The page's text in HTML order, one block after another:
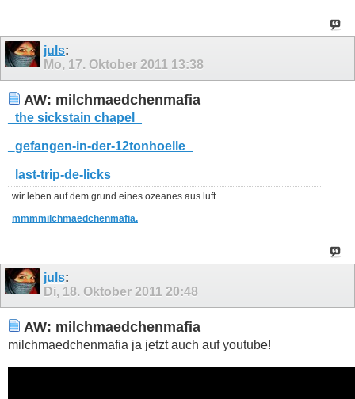
juls:
Mo, 17. Oktober 2011 13:38
AW: milchmaedchenmafia
_the sickstain chapel_
_gefangen-in-der-12tonhoelle_
_last-trip-de-licks_
wir leben auf dem grund eines ozeanes aus luft
mmmmilchmaedchenmafia.
juls:
Di, 18. Oktober 2011 20:48
AW: milchmaedchenmafia
milchmaedchenmafia ja jetzt auch auf youtube!